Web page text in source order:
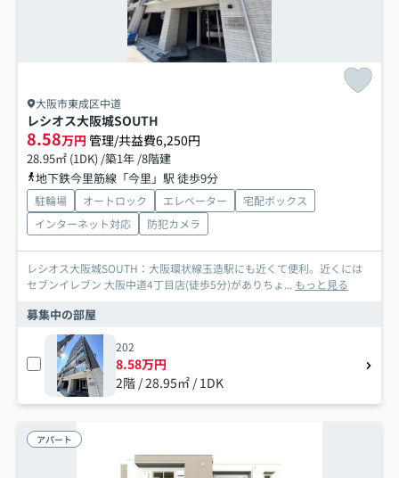
大阪市東成区中道
レシオス大阪城SOUTH
8.58万円 管理/共益費6,250円
28.95㎡ (1DK) /築1年 /8階建
地下鉄今里筋線「今里」駅 徒歩9分
駐輪場 オートロック エレベーター
宅配ボックス
インターネット対応
防犯カメラ
レシオス大阪城SOUTH：大阪環状線玉造駅にも近くて便利。近くには
セブンイレブン 大阪中道4丁目店(徒歩5分)がありちょ... もっと見る
募集中の部屋
202
8.58万円
2階 / 28.95㎡ / 1DK
アパート